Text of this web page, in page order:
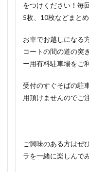
をつけください！毎
5枚、10枚などまと
お車でお越しになる
コートの間の道の突
ー用有料駐車場をご
受付のすぐそばの駐
用頂けませんのでご
ご興味のある方はぜ
ラを一緒に楽しんで